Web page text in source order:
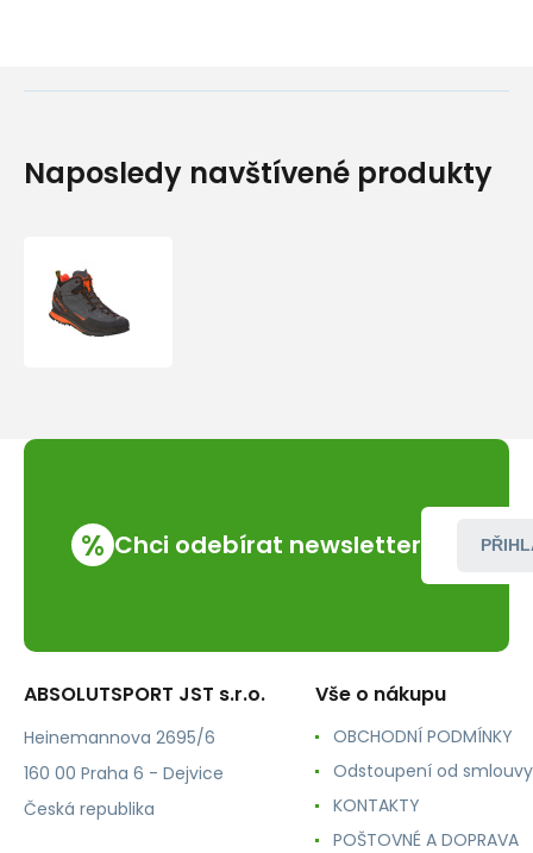
Naposledy navštívené produkty
% Chci odebírat newsletter
ABSOLUTSPORT JST s.r.o.
Heinemannova 2695/6
160 00 Praha 6 - Dejvice
Česká republika
Vše o nákupu
OBCHODNÍ PODMÍNKY
Odstoupení od smlouvy
KONTAKTY
POŠTOVNÉ A DOPRAVA